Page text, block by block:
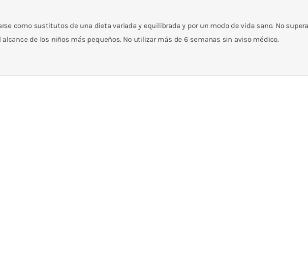
como sustitutos de una dieta variada y equilibrada y por un modo de vida sano. No
de los niños más pequeños. No utilizar más de 6 semanas sin aviso médico.